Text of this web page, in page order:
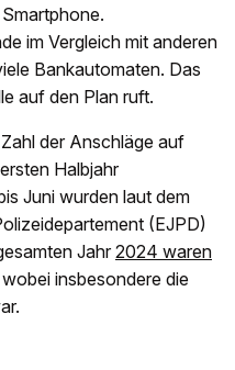
im Vergleich mit anderen
Bankautomaten. Das
auf den Plan ruft.
der Anschläge auf
Halbjahr
Juni wurden laut dem
(EJPD)
Jahr 2024 waren
insbesondere die